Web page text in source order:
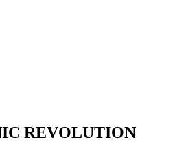
REVOLUTION